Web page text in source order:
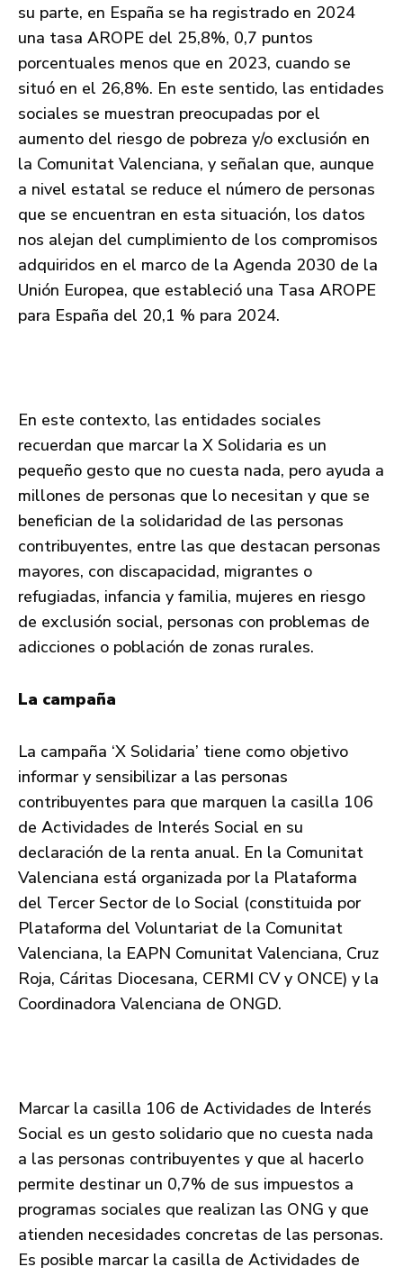
su parte, en España se ha registrado en 2024
una tasa AROPE del 25,8%, 0,7 puntos
porcentuales menos que en 2023, cuando se
situó en el 26,8%. En este sentido, las entidades
sociales se muestran preocupadas por el
aumento del riesgo de pobreza y/o exclusión en
la Comunitat Valenciana, y señalan que, aunque
a nivel estatal se reduce el número de personas
que se encuentran en esta situación, los datos
nos alejan del cumplimiento de los compromisos
adquiridos en el marco de la Agenda 2030 de la
Unión Europea, que estableció una Tasa AROPE
para España del 20,1 % para 2024.
En este contexto, las entidades sociales
recuerdan que marcar la X Solidaria es un
pequeño gesto que no cuesta nada, pero ayuda a
millones de personas que lo necesitan y que se
benefician de la solidaridad de las personas
contribuyentes, entre las que destacan personas
mayores, con discapacidad, migrantes o
refugiadas, infancia y familia, mujeres en riesgo
de exclusión social, personas con problemas de
adicciones o población de zonas rurales.
La campaña
La campaña ‘X Solidaria’ tiene como objetivo
informar y sensibilizar a las personas
contribuyentes para que marquen la casilla 106
de Actividades de Interés Social en su
declaración de la renta anual. En la Comunitat
Valenciana está organizada por la Plataforma
del Tercer Sector de lo Social (constituida por
Plataforma del Voluntariat de la Comunitat
Valenciana, la EAPN Comunitat Valenciana, Cruz
Roja, Cáritas Diocesana, CERMI CV y ONCE) y la
Coordinadora Valenciana de ONGD.
Marcar la casilla 106 de Actividades de Interés
Social es un gesto solidario que no cuesta nada
a las personas contribuyentes y que al hacerlo
permite destinar un 0,7% de sus impuestos a
programas sociales que realizan las ONG y que
atienden necesidades concretas de las personas.
Es posible marcar la casilla de Actividades de